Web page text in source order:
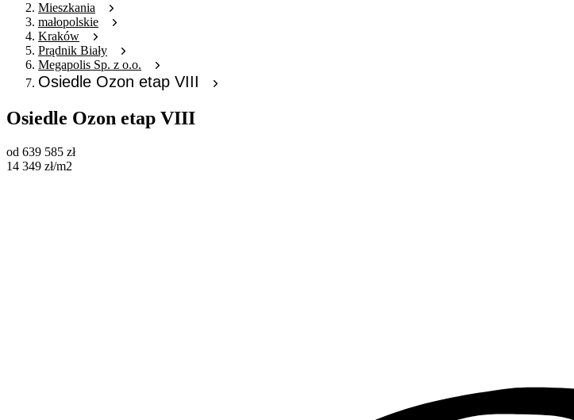
Mieszkania
małopolskie
Kraków
Prądnik Biały
Megapolis Sp. z o.o.
Osiedle Ozon etap VIII
Osiedle Ozon etap VIII
od 639 585 zł
14 349 zł/m2